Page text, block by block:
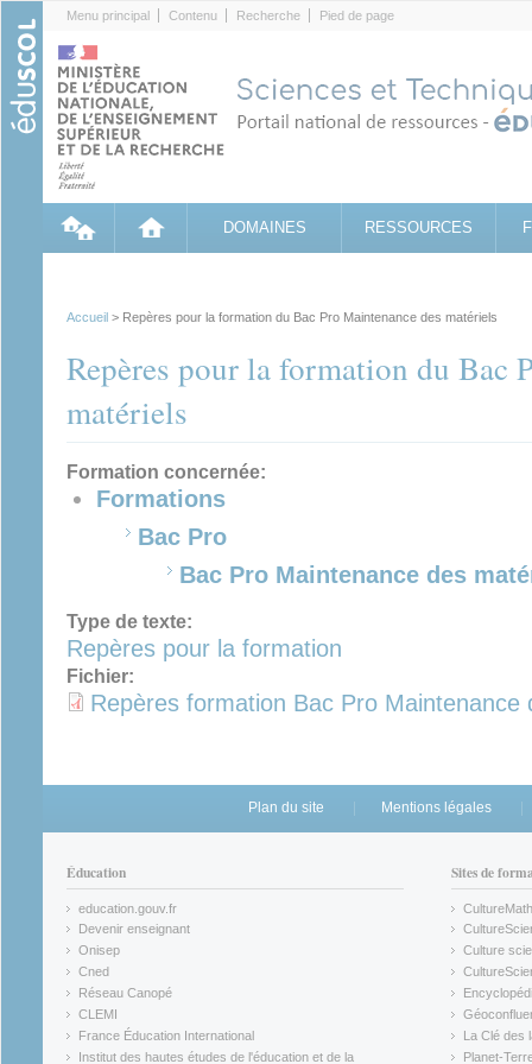
Menu principal Contenu Recherche Pied de page
DOMAINES RESSOURCES
Accueil > Repères pour la formation du Bac Pro Maintenance des matériels
Repères pour la formation du Bac
matériels
Formation concernée:
Formations
Bac Pro
Bac Pro Maintenance des
Type de texte:
Repères pour la formation
Fichier:
Repères formation Bac Pro Maintenance
Plan du site Mentions légales
Éducation
education.gouv.fr
(link is external)
Devenir enseignant
(link is external)
Onisep
(link is external)
Cned
(link is external)
Réseau Canopé
(link is external)
CLEMI
(link is external)
France Éducation International
(link is external)
Institut des hautes études de l'éducation et de la
Sites de
CultureMath
(link is
(link is
Culture
(link is
(link is
(link is
La Clé des
(link is
Planet-